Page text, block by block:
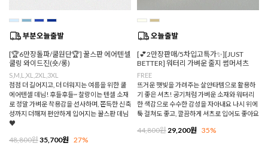
[🏆6만장돌파/쿨원단🏆] 꿀스판 에어텐셀
쿨링 와이드진(숏/롱)
S,M,L,XL,2XL,3XL
점점 더 길어지고, 더 더워지는 여름을 위한 쿨
에어텐셀 데님! 후들후들~ 찰랑이는 텐셀 소재
로 정말 가벼운 착용감을 선사하며, 쫀득한 신축
성까지 더해져 편안하게 입어지는 꿀스판 데님
♥
48,800원35,700원 27%
[💕2만장판매/5차입고특가✨][JUST
BETTER] 워터리 가벼운 줄지 썸머셔츠
FREE
뜨거운 햇빛을 가려주는 살안타템으로 활용하
기 좋은 셔츠! 공기처럼 가벼운 소재와 워터리
한 색감으로 수수한 감성을 자아내요 나시 위에
툭 걸쳐도 좋고, 깔끔하게 셔츠로 입어도 좋아요
44,800원29,200원 35%